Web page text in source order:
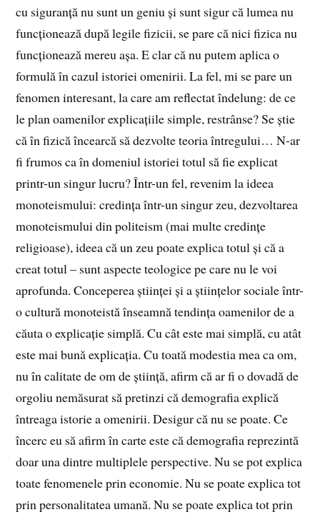
cu siguranță nu sunt un geniu și sunt sigur că lumea nu
funcționează după legile fizicii, se pare că nici fizica nu
funcționează mereu așa. E clar că nu putem aplica o
formulă în cazul istoriei omenirii. La fel, mi se pare un
fenomen interesant, la care am reflectat îndelung: de ce
le plan oamenilor explicațiile simple, restrânse? Se știe
că în fizică încearcă să dezvolte teoria întregului… N-ar
fi frumos ca în domeniul istoriei totul să fie explicat
printr-un singur lucru? Într-un fel, revenim la ideea
monoteismului: credința într-un singur zeu, dezvoltarea
monoteismului din politeism (mai multe credințe
religioase), ideea că un zeu poate explica totul și că a
creat totul – sunt aspecte teologice pe care nu le voi
aprofunda. Conceperea științei și a științelor sociale într-
o cultură monoteistă înseamnă tendința oamenilor de a
căuta o explicație simplă. Cu cât este mai simplă, cu atât
este mai bună explicația. Cu toată modestia mea ca om,
nu în calitate de om de știință, afirm că ar fi o dovadă de
orgoliu nemăsurat să pretinzi că demografia explică
întreaga istorie a omenirii. Desigur că nu se poate. Ce
încerc eu să afirm în carte este că demografia reprezintă
doar una dintre multiplele perspective. Nu se pot explica
toate fenomenele prin economie. Nu se poate explica tot
prin personalitatea umană. Nu se poate explica tot prin